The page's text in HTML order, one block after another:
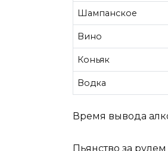
Шампанское
Вино
Коньяк
Водка
Время вывода
Пьянство за